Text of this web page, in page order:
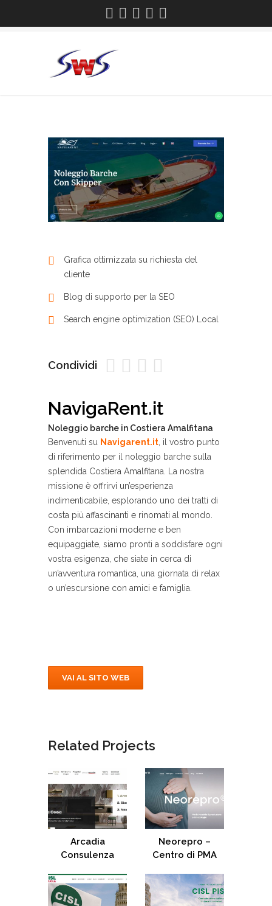
Grafica ottimizzata su richiesta del
cliente
Blog di supporto per la SEO
Search engine optimization (SEO) Local
Condividi
NavigaRent.it
Noleggio barche in Costiera Amalfitana
Benvenuti su Navigarent.it , il vostro punto
di riferimento per il noleggio barche sulla
splendida Costiera Amalfitana. La nostra
missione è offrirvi un’esperienza
indimenticabile, esplorando uno dei tratti di
costa più affascinanti e rinomati al mondo.
Con imbarcazioni moderne e ben
equipaggiate, siamo pronti a soddisfare ogni
vostra esigenza, che siate in cerca di
un’avventura romantica, una giornata di relax
o un’escursione con amici e famiglia.
VAI AL SITO WEB
Related Projects
Arcadia
Consulenza
Neorepro –
Centro di PMA